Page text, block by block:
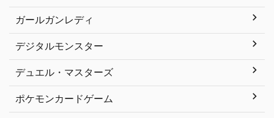
ガールガンレディ
デジタルモンスター
デュエル・マスターズ
ポケモンカードゲーム